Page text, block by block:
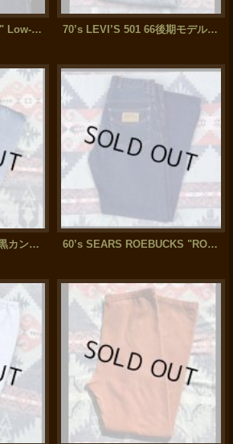
Circa 1920’s "BIG GUY" Low-Back Denim Overalls 70’s LEVI’S 501 66後期モデル (ウエスト36表記)
1982’ USA LEVI’S 501 黒カンモデル(33x34) 60’s SEARS ROEBUCKS "ROEBUCKS "Western Denim Jeans